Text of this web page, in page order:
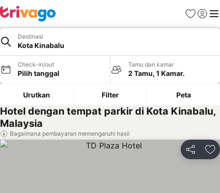
FavoritLogin
Destinasi
Kota Kinabalu
Check-in/out
Pilih tanggal
Tamu dan kamar
2 Tamu, 1 Kamar.
Urutkan Filter Peta
Hotel dengan tempat parkir di Kota Kinabalu,
Malaysia
Bagaimana pembayaran memengaruhi hasil
Bagikan